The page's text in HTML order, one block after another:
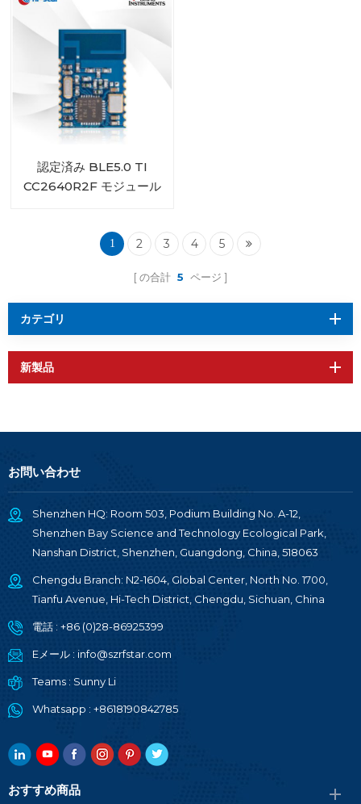
認定済み BLE5.0 TI
CC2640R2F モジュール
1 2 3 4 5
の合計 5 ページ
カテゴリ
新製品
お問い合わせ
Shenzhen HQ: Room 503, Podium Building No. A-12,
Shenzhen Bay Science and Technology Ecological Park,
Nanshan District, Shenzhen, Guangdong, China, 518063
Chengdu Branch: N2-1604, Global Center, North No. 1700,
Tianfu Avenue, Hi-Tech District, Chengdu, Sichuan, China
電話 : +86 (0)28-86925399
Eメール : info@szrfstar.com
Teams : Sunny Li
Whatsapp : +8618190842785
おすすめ商品